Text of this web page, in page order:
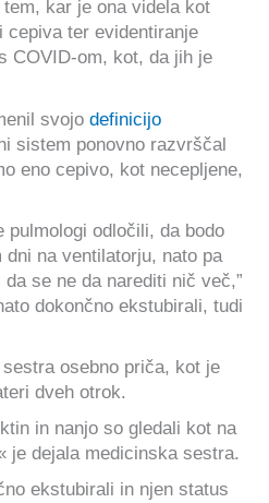
kar je ona videla kot
cepiva ter evidentiranje
COVID-om, kot, da jih je
svojo definicijo
sistem ponovno razvrščal
eno cepivo, kot necepljene,
pulmologi odločili, da bodo
na ventilatorju, nato pa
se ne da narediti nič več,”
dokončno ekstubirali, tudi
osebno priča, kot je
dveh otrok.
in nanjo so gledali kot na
je dejala medicinska sestra.
ekstubirali in njen status